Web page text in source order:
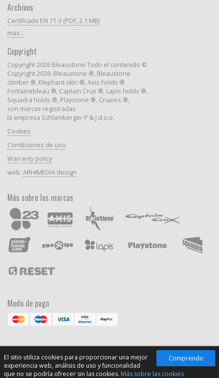
Comprendo
El sitio utiliza cookies para proporcionar una mejor
experiencia web, análisis de uso y funcionalidad
que no se podría ofrecer sin las cookies. Más sobre las cookies
Archivos
Certificado EN 71-3 (PDF, 2.1 MB)
más...
Copyright
Copyright 2026 Bleaustone Todo el contenido ©
Copyright 2026: Bleaustone ®, Bleaustone
climber ®, Elephant skin ®, Axis holds ®
Fontainebleau ®, Captain Crux ®, Lapis holds ®,
Squadra holds ®, Playstone ®, Cruxies ®,
son marcas registradas
la empresa Schlamberger P & J d.o.o.
Cookies
Condiciones de uso
Warranty policy
web: ARHIMEDIA design
Más sobre las marcas
Modo de pago